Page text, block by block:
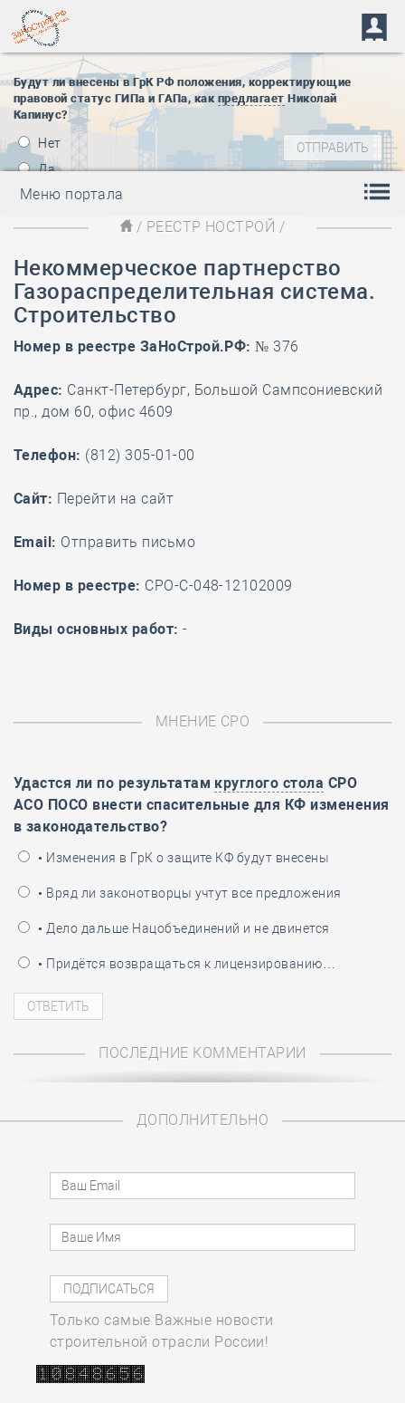
Будут ли внесены в ГрК РФ положения, корректирующие
правовой статус ГИПа и ГАПа, как предлагает Николай
Капинус?
Нет
Да
Меню портала
/ РЕЕСТР НОСТРОЙ /
Некоммерческое партнерство
Газораспределительная система.
Строительство
Номер в реестре ЗаНоСтрой.РФ: № 376
Адрес: Санкт-Петербург, Большой Сампсониевский
пр., дом 60, офис 4609
Телефон: (812) 305-01-00
Cайт: Перейти на сайт
Email: Отправить письмо
Номер в реестре: СРО-С-048-12102009
Виды основных работ: -
МНЕНИЕ СРО
Удастся ли по результатам круглого стола СРО
АСО ПОСО внести спасительные для КФ изменения
в законодательство?
• Изменения в ГрК о защите КФ будут внесены
• Вряд ли законотворцы учтут все предложения
• Дело дальше Нацобъединений и не двинется
• Придётся возвращаться к лицензированию…
ПОСЛЕДНИЕ КОММЕНТАРИИ
ДОПОЛНИТЕЛЬНО
Только самые Важные новости
строительной отрасли России!